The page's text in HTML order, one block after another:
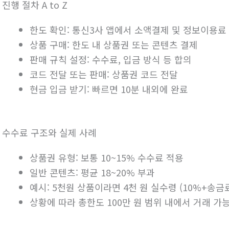
행 절차 A to Z
한도 확인: 통신3사 앱에서 소액결제 및 정보이용료
상품 구매: 한도 내 상품권 또는 콘텐츠 결제
판매 규칙 설정: 수수료, 입금 방식 등 합의
코드 전달 또는 판매: 상품권 코드 전달
현금 입금 받기: 빠르면 10분 내외에 완료
수료 구조와 실제 사례
상품권 유형: 보통 10~15% 수수료 적용
일반 콘텐츠: 평균 18~20% 부과
예시: 5천원 상품이라면 4천 원 실수령 (10%+송금
상황에 따라 총한도 100만 원 범위 내에서 거래 가